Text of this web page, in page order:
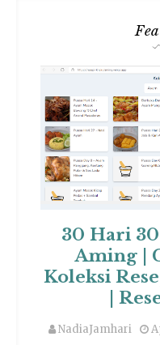
30 Hari
Aming |
Koleksi
|
NadiaJamhari